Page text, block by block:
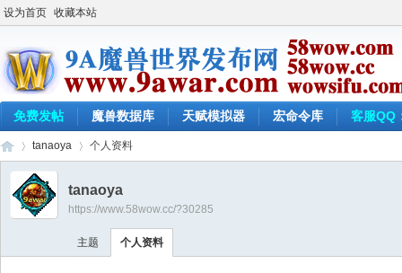
设为首页 收藏本站
免费发帖 魔兽数据库 天赋模拟器 宏命令库 客服QQ
›
tanaoya 个人资料
tanaoya
https://www.58wow.cc/?30285
主题 个人资料